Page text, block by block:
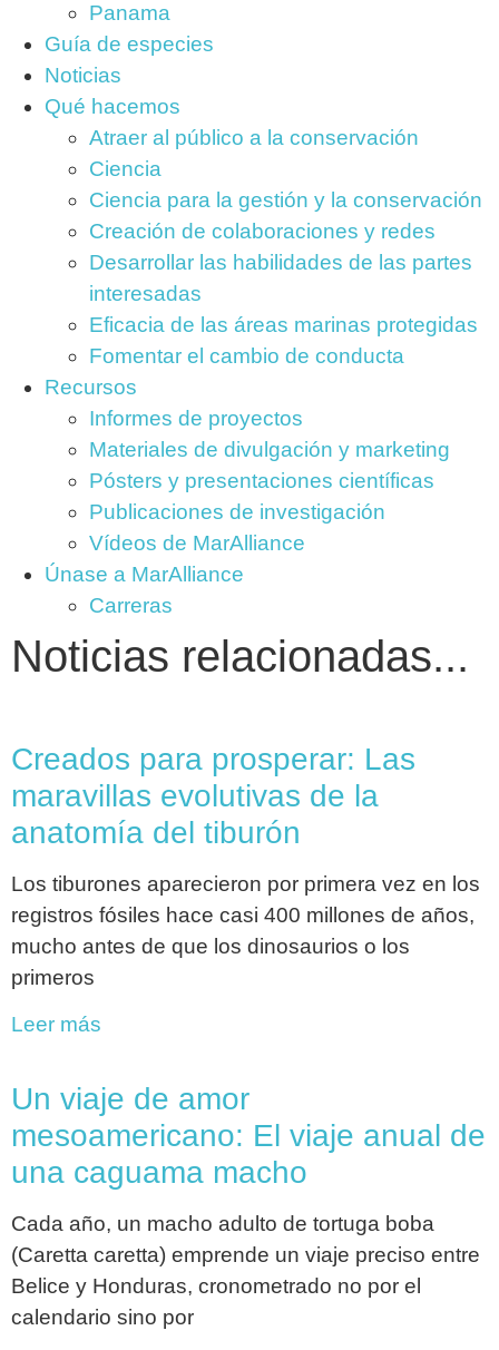
Panama
Guía de especies
Noticias
Qué hacemos
Atraer al público a la conservación
Ciencia
Ciencia para la gestión y la conservación
Creación de colaboraciones y redes
Desarrollar las habilidades de las partes
interesadas
Eficacia de las áreas marinas protegidas
Fomentar el cambio de conducta
Recursos
Informes de proyectos
Materiales de divulgación y marketing
Pósters y presentaciones científicas
Publicaciones de investigación
Vídeos de MarAlliance
Únase a MarAlliance
Carreras
Noticias relacionadas...
Creados para prosperar: Las
maravillas evolutivas de la
anatomía del tiburón
Los tiburones aparecieron por primera vez en los
registros fósiles hace casi 400 millones de años,
mucho antes de que los dinosaurios o los
primeros
Leer más
Un viaje de amor
mesoamericano: El viaje anual de
una caguama macho
Cada año, un macho adulto de tortuga boba
(Caretta caretta) emprende un viaje preciso entre
Belice y Honduras, cronometrado no por el
calendario sino por